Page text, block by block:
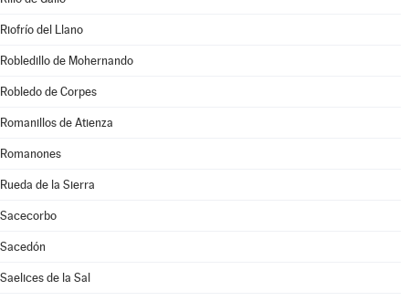
Riofrío del Llano
Robledillo de Mohernando
Robledo de Corpes
Romanillos de Atienza
Romanones
Rueda de la Sierra
Sacecorbo
Sacedón
Saelices de la Sal